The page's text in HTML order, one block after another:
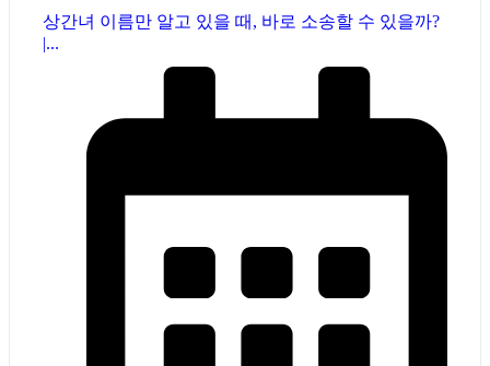
상간녀 이름만 알고 있을 때, 바로 소송할 수 있을까?
|...